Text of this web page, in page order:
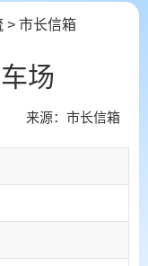
> 市长信箱
场
来源：市长信箱